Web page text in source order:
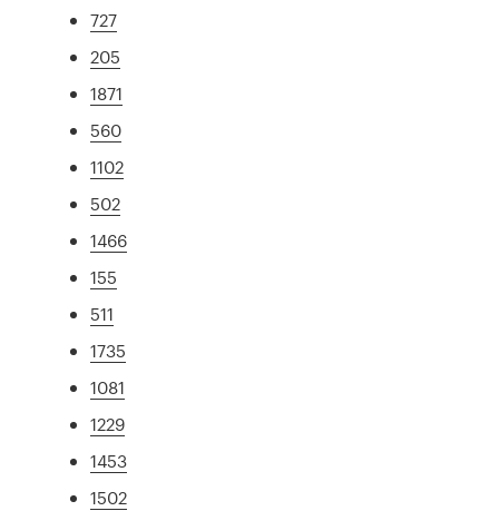
727
205
1871
560
1102
502
1466
155
511
1735
1081
1229
1453
1502